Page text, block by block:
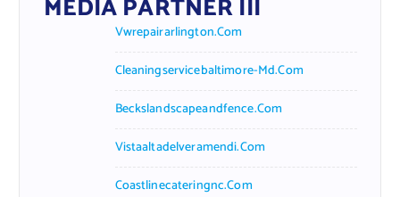
MEDIA PARTNER III
Vwrepairarlington.com
Cleaningservicebaltimore-Md.com
Beckslandscapeandfence.com
Vistaaltadelveramendi.com
Coastlinecateringnc.com